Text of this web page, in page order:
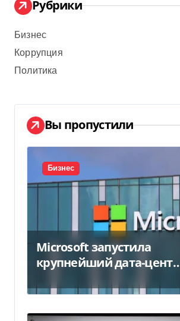
Рубрики
Бизнес
Коррупция
Политика
Вы пропустили
Бизнес
Microsoft запустила
крупнейший дата-центр
миллиарда